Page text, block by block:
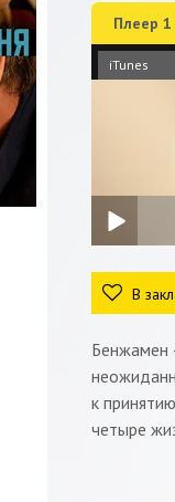
Плеер 1
iTunes
В
Бенжамен
к
четыре